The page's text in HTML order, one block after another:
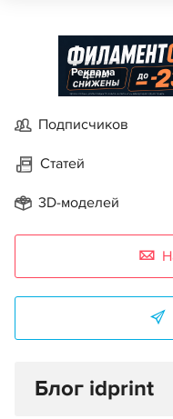
Реклама
Подписчиков
Статей
3D-моделей
Блог idprint